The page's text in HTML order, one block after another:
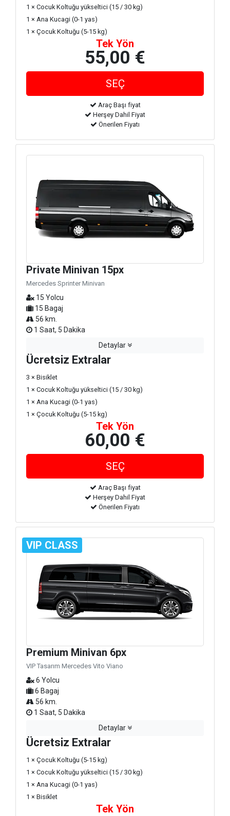
1 × Cocuk Koltuğu yükseltici (15 / 30 kg)
1 × Ana Kucagi (0-1 yas)
1 × Çocuk Koltuğu (5-15 kg)
Tek Yön
55,00 €
Araç Başı fiyat
Herşey Dahil Fiyat
Önerilen Fiyatı
Private Minivan 15px
Mercedes Sprinter Minivan
15 Yolcu
15 Bagaj
56 km.
1 Saat, 5 Dakika
Detaylar
Ücretsiz Extralar
3 × Bisiklet
1 × Cocuk Koltuğu yükseltici (15 / 30 kg)
1 × Ana Kucagi (0-1 yas)
1 × Çocuk Koltuğu (5-15 kg)
Tek Yön
60,00 €
Araç Başı fiyat
Herşey Dahil Fiyat
Önerilen Fiyatı
VIP CLASS
Premium Minivan 6px
VIP Tasarım Mercedes Vito Viano
6 Yolcu
6 Bagaj
56 km.
1 Saat, 5 Dakika
Detaylar
Ücretsiz Extralar
1 × Çocuk Koltuğu (5-15 kg)
1 × Cocuk Koltuğu yükseltici (15 / 30 kg)
1 × Ana Kucagi (0-1 yas)
1 × Bisiklet
Tek Yön